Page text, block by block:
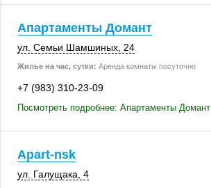
Апартаменты Домант
ул. Семьи Шамшиных, 24
Жилье на час, сутки: Аренда комнаты посуточно
+7 (983) 310-23-09
Посмотреть подробнее: Апартаменты Домант
Apart-nsk
ул. Галущака, 4